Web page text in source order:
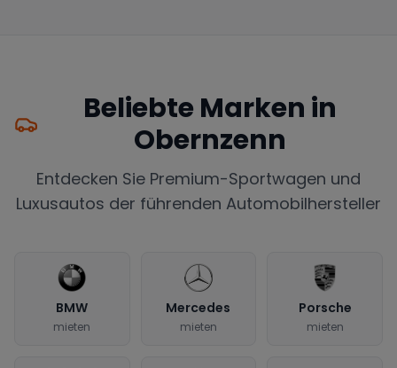
Beliebte Marken in
Obernzenn
Entdecken Sie Premium-Sportwagen und
Luxusautos der führenden Automobilhersteller
BMW
mieten
Mercedes
mieten
Porsche
mieten